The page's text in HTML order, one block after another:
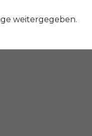
weitergegeben.